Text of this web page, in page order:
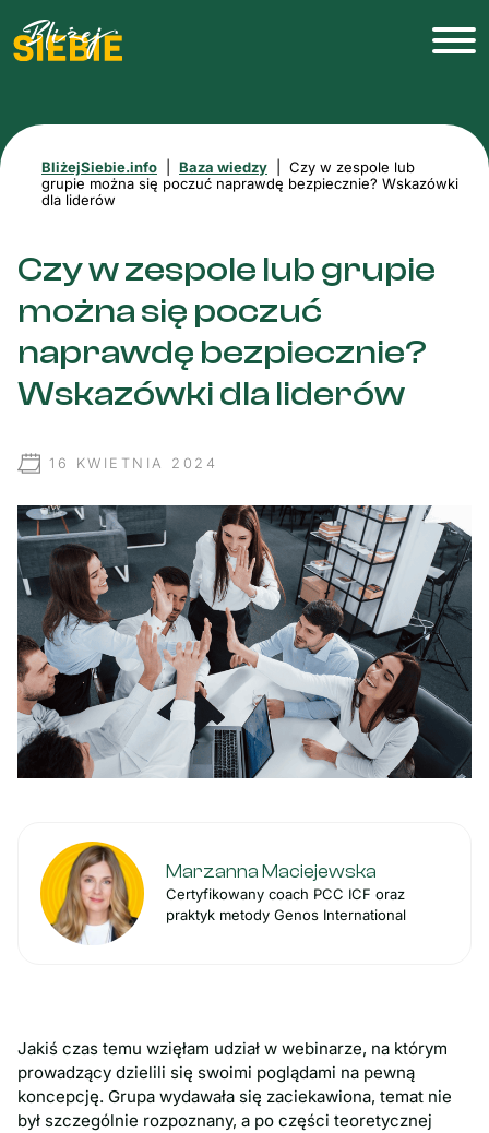
BliżejSiebie.info Baza wiedzy
Czy w zespole lub
grupie można się poczuć naprawdę bezpiecznie? Wskazówki
dla liderów
Czy w zespole lub grupie
można się poczuć
naprawdę bezpiecznie?
Wskazówki dla liderów
16 KWIETNIA 2024
Marzanna Maciejewska
Certyfikowany coach PCC ICF oraz
praktyk metody Genos International
Jakiś czas temu wzięłam udział w webinarze, na którym
prowadzący dzielili się swoimi poglądami na pewną
koncepcję. Grupa wydawała się zaciekawiona, temat nie
był szczególnie rozpoznany, a po części teoretycznej